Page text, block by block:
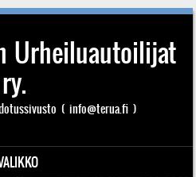
Urheiluautoilijat
ry.
( info@terua.fi )